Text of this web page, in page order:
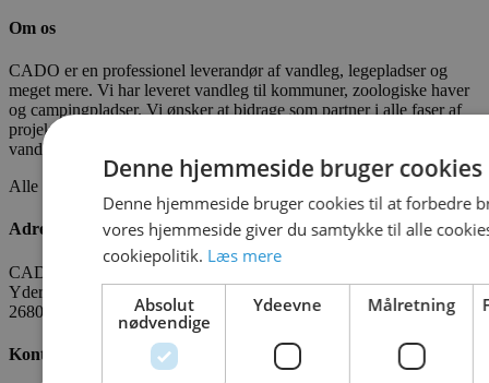
Om os
CADO er en professionel leverandør af vandleg, legepladser og
meget mere. Vi har leveret vandleg til kommuner, zoologiske haver
og campingpladser. Vi ønsker at bidrage som partner i alle faser af
projektet - fra idé til realisering. CADOAQUA er vores
vandlegeplads.
Alle fakta om CADO er tilgængelige
Adresse
CADO AQUA Danmark
Yderholmvej 35
2680 Solrød
Kontakt os
Denne hjemmeside bruger cookies
Denne hjemmeside bruger cookies til at forbedre
vores hjemmeside giver du samtykke til alle
cookiepolitik. Læs mere
Absolut
nødvendige
Ydeevne Målretning